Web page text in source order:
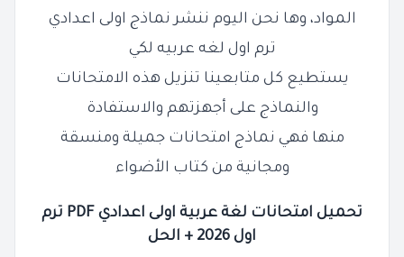
المواد، وها نحن اليوم ننشر نماذج اولى اعدادي
ترم اول لغه عربيه لكي
يستطيع كل متابعينا تنزيل هذه الامتحانات
والنماذج على أجهزتهم والاستفادة
منها فهي نماذج امتحانات جميلة ومنسقة
ومجانية من كتاب الأضواء
تحميل امتحانات لغة عربية اولى اعدادي PDF ترم
اول 2026 + الحل